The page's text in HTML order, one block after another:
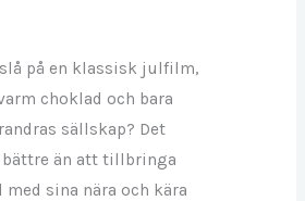
på en klassisk julfilm,
choklad och bara
sällskap? Det
än att tillbringa
sina nära och kära